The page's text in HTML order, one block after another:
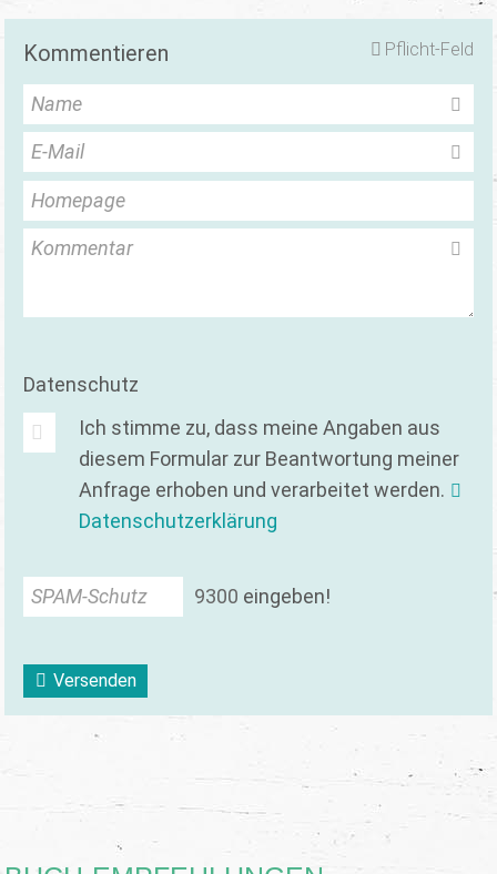
Pflicht-Feld
Kommentieren
Name
E-Mail
Homepage
Kommentar
Datenschutz
Ich stimme zu, dass meine Angaben aus
diesem Formular zur Beantwortung meiner
Anfrage erhoben und verarbeitet werden.
Datenschutzerklärung
SPAM-Schutz 9300 eingeben!
Versenden